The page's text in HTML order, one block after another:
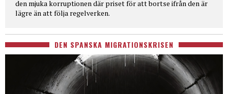
den mjuka korruptionen där priset för att bortse ifrån den är
lägre än att följa regelverken.
DEN SPANSKA MIGRATIONSKRISEN